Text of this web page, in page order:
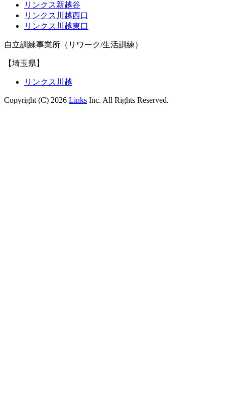
リンクス新越谷
リンクス川越西口
リンクス川越東口
自立訓練事業所（リワーク/生活訓練）
【埼玉県】
リンクス川越
Copyright (C) 2026 Links Inc. All Rights Reserved.